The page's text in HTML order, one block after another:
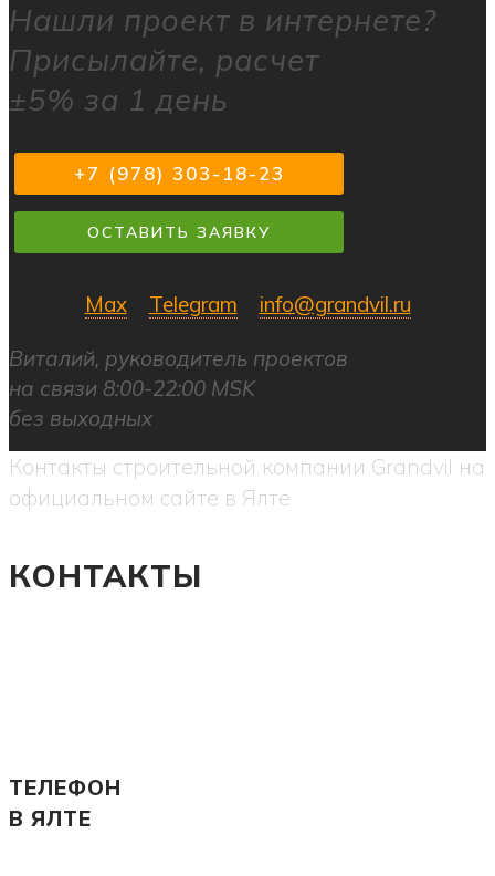
Нашли проект в интернете?
Присылайте, расчет
±5% за 1 день
+7 (978) 303-18-23
ОСТАВИТЬ ЗАЯВКУ
Max Telegram info@grandvil.ru
Виталий, руководитель проектов
на связи 8:00-22:00 MSK
без выходных
Контакты строительной компании Grandvil на
официальном сайте в Ялте
КОНТАКТЫ
ТЕЛЕФОН
В ЯЛТЕ